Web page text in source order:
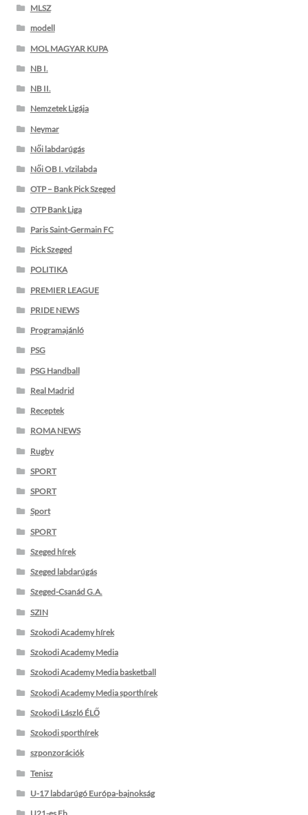
MLSZ
modell
MOL MAGYAR KUPA
NB I.
NB II.
Nemzetek Ligája
Neymar
Női labdarúgás
Női OB I. vízilabda
OTP – Bank Pick Szeged
OTP Bank Liga
Paris Saint-Germain FC
Pick Szeged
POLITIKA
PREMIER LEAGUE
PRIDE NEWS
Programajánló
PSG
PSG Handball
Real Madrid
Receptek
ROMA NEWS
Rugby
SPORT
SPORT
Sport
SPORT
Szeged hírek
Szeged labdarúgás
Szeged-Csanád G.A.
SZIN
Szokodi Academy hírek
Szokodi Academy Media
Szokodi Academy Media basketball
Szokodi Academy Media sporthírek
Szokodi László ÉLŐ
Szokodi sporthírek
szponzorációk
Tenisz
U-17 labdarúgó Európa-bajnokság